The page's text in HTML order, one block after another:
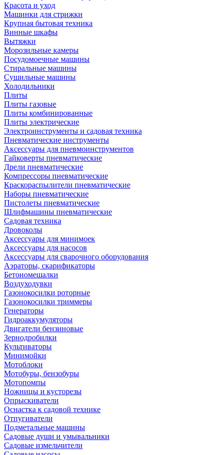
Красота и уход
Машинки для стрижки
Крупная бытовая техника
Винные шкафы
Вытяжки
Морозильные камеры
Посудомоечные машины
Стиральные машины
Сушильные машины
Холодильники
Плиты
Плиты газовые
Плиты комбинированные
Плиты электрические
Электроинструменты и садовая техника
Пневматические инструменты
Аксессуары для пневмоинструментов
Гайковерты пневматические
Дрели пневматические
Компрессоры пневматические
Краскораспылители пневматические
Наборы пневматические
Пистолеты пневматические
Шлифмашины пневматические
Садовая техника
Дровоколы
Аксессуары для минимоек
Аксессуары для насосов
Аксессуары для сварочного оборудования
Аэраторы, скарификаторы
Бетономешалки
Воздуходувки
Газонокосилки роторные
Газонокосилки триммеры
Генераторы
Гидроаккумуляторы
Двигатели бензиновые
Зернодробилки
Культиваторы
Минимойки
Мотоблоки
Мотобуры, бензобуры
Мотопомпы
Ножницы и кусторезы
Опрыскиватели
Оснастка к садовой технике
Отпугиватели
Подметальные машины
Садовые души и умывальники
Садовые измельчители